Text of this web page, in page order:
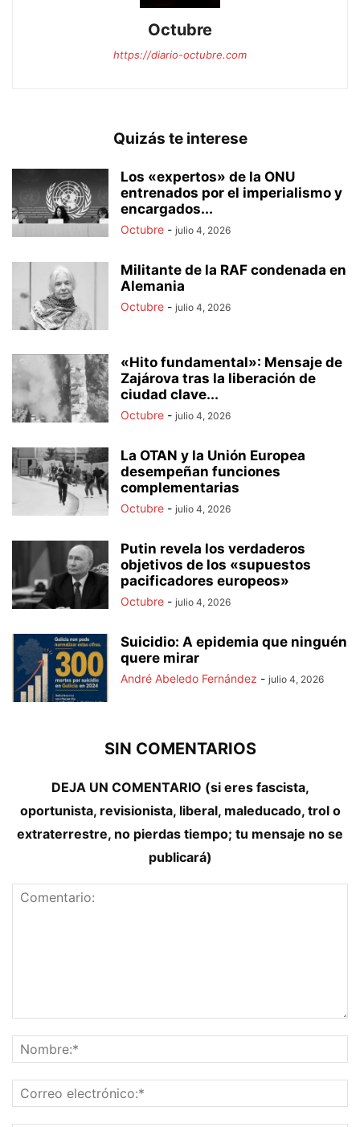
Octubre
https://diario-octubre.com
Quizás te interese
Los «expertos» de la ONU
entrenados por el imperialismo y
encargados...
Octubre - julio 4, 2026
Militante de la RAF condenada en
Alemania
Octubre - julio 4, 2026
«Hito fundamental»: Mensaje de
Zajárova tras la liberación de
ciudad clave...
Octubre - julio 4, 2026
La OTAN y la Unión Europea
desempeñan funciones
complementarias
Octubre - julio 4, 2026
Putin revela los verdaderos
objetivos de los «supuestos
pacificadores europeos»
Octubre - julio 4, 2026
Suicidio: A epidemia que ninguén
quere mirar
André Abeledo Fernández - julio 4, 2026
SIN COMENTARIOS
DEJA UN COMENTARIO (si eres fascista,
oportunista, revisionista, liberal, maleducado, trol o
extraterrestre, no pierdas tiempo; tu mensaje no se
publicará)